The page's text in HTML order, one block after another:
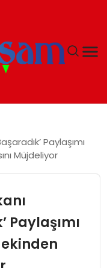
Paylaşımı
Müjdeliyor
Paylaşımı